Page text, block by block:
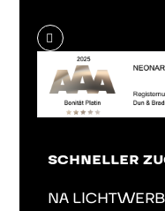

SCHNELLER
NA